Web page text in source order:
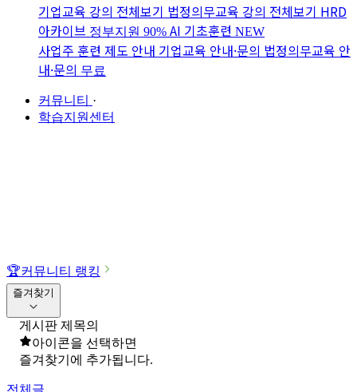
기업교육 강의 전체보기 법정의무교육 강의 전체보기 HRD
아카이브 정부지원 90% AI 기초훈련 NEW
사업주 훈련 제도 안내 기업교육 안내·문의 법정의무교육 안
내·문의 무료
커뮤니티 ·
학습지원센터
🏆커뮤니티 랭킹
즐겨찾기
게시판 제목의
아이콘을 선택하면
즐겨찾기에 추가됩니다.
전체글